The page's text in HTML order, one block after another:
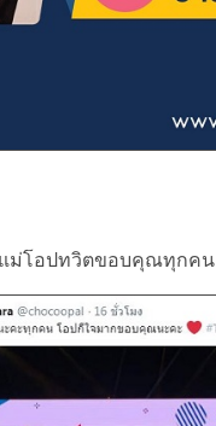
แม่โอปทวิตขอบคุณทุกคน